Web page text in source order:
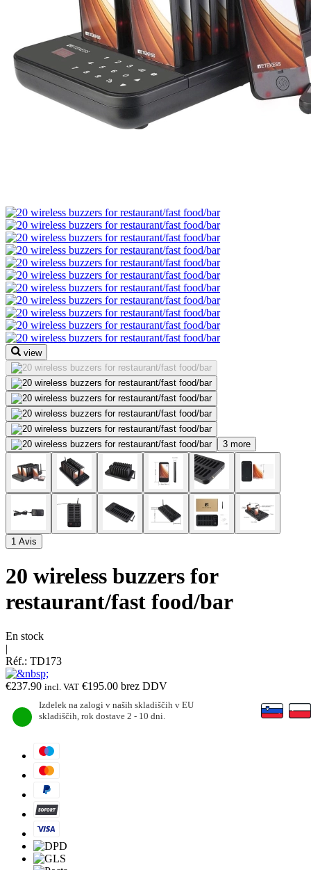
view
3 more
1 Avis
20 wireless buzzers for
restaurant/fast food/bar
En stock
|
Réf.: TD173
€237.90 incl. VAT €195.00 brez DDV
Izdelek na zalogi v naših skladiščih v EU
skladiščih, rok dostave 2 - 10 dni.